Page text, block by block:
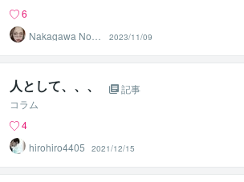
6
Nakagawa Norik
2023/11/09
人として、、、
記事
コラム
4
hirohiro4405
2021/12/15